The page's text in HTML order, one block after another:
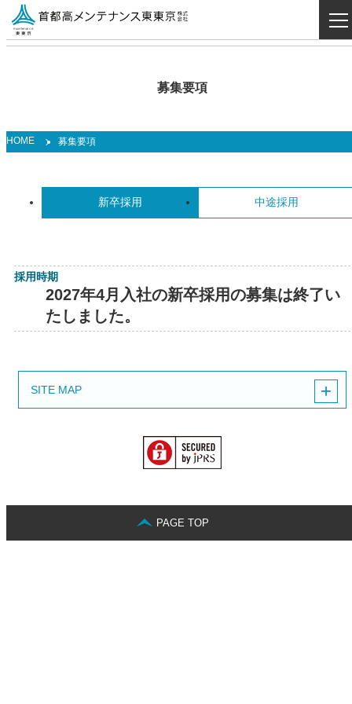
募集要項
HOME 募集要項
新卒採用 中途採用
採用時期
2027年4月入社の新卒採用の募集は終了い
たしました。
SITE MAP
PAGE TOP